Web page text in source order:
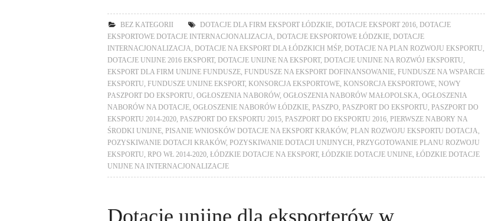
BEZ KATEGORII DOTACJE DLA FIRM EKSPORT ŁÓDZKIE, DOTACJE EKSPORT 2016,
DOTACJE
EKSPORTOWE DOTACJE INTERNACJONALIZACJA
DOTACJE EKSPORTOWE ŁÓDZKIE
DOTACJE
INTERNACJONALIZACJA
DOTACJE NA EKSPORT DLA ŁÓDZKICH MŚP DOTACJE NA PLAN ROZWOJU EKSPORTU
DOTACJE UNIJNE 2016 EKSPORT , DOTACJE UNIJNE NA EKSPORT , DOTACJE UNIJNE NA ROZWÓJ EKSPORTU
EKSPORT DLA FIRM UNIJNE FUNDUSZE
FUNDUSZE NA EKSPORT DOFINANSOWANIE
FUNDUSZE NA WSPARCIE
EKSPORTU
FUNDUSZE UNIJNE EKSPORT , KONSORCJA EKSPORTOWE KONSORCJA EKSPORTOWE
NOWY
PASZPORT DO EKSPORTU OGŁOSZENIA NABORÓW, OGŁOSZENIA NABORÓW MAŁOPOLSKA OGŁOSZENIA
NABORÓW NA DOTACJE OGŁOSZENIE NABORÓW ŁÓDZKIE PASZPO PASZPORT DO EKSPORTU
PASZPORT DO
EKSPORTU 2014-2020
PASZPORT DO EKSPORTU 2015 PASZPORT DO EKSPORTU 2016
PIERWSZE NABORY NA
ŚRODKI UNIJNE
PISANIE WNIOSKÓW DOTACJE NA EKSPORT KRAKÓW, PLAN ROZWOJU EKSPORTU DOTACJA
POZYSKIWANIE DOTACJI KRAKÓW, POZYSKIWANIE DOTACJI UNIJNYCH
PRZYGOTOWANIE PLANU ROZWOJU
EKSPORTU
RPO WŁ 2014-2020 ŁÓDZKIE DOTACJE NA EKSPORT , ŁÓDZKIE DOTACJE UNIJNE ŁÓDZKIE DOTACJE
UNIJNE NA INTERNACJONALIZACJE